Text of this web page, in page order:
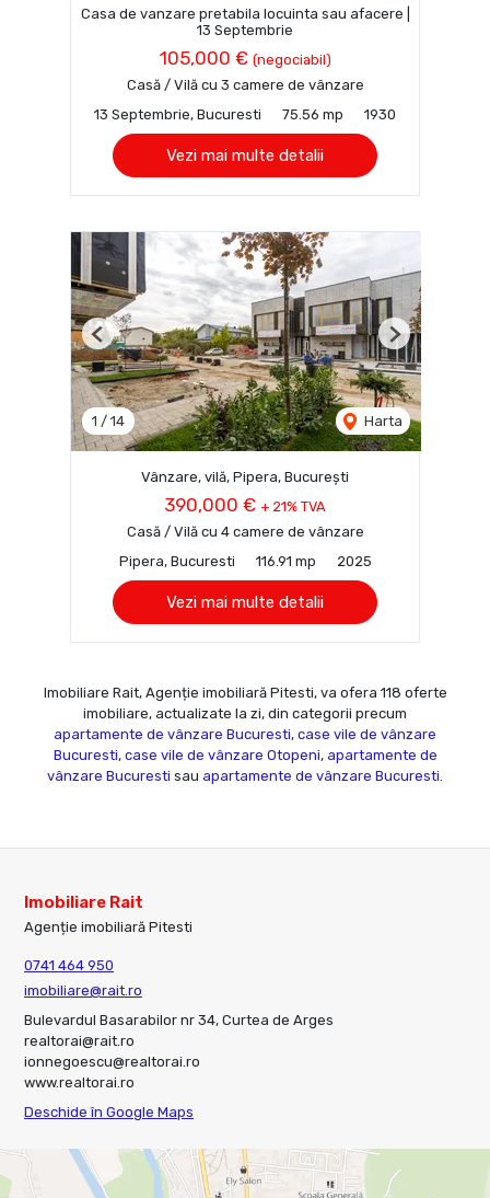
Casa de vanzare pretabila locuinta sau afacere |
13 Septembrie
105,000 € (negociabil)
Casă / Vilă cu 3 camere de vânzare
13 Septembrie, Bucuresti
75.56 mp 1930
Vezi mai multe detalii
1 / 14 Harta
Previous Next
Vânzare, vilă, Pipera, București
390,000 € + 21% TVA
Casă / Vilă cu 4 camere de vânzare
Pipera, Bucuresti
116.91 mp 2025
Vezi mai multe detalii
Imobiliare Rait, Agenție imobiliară Pitesti, va ofera 118 oferte
imobiliare, actualizate la zi, din categorii precum
apartamente de vânzare Bucuresti, case vile de vânzare
Bucuresti, case vile de vânzare Otopeni, apartamente de
vânzare Bucuresti sau apartamente de vânzare Bucuresti
Imobiliare Rait
Agenție imobiliară Pitesti
0741 464 950
imobiliare@rait.ro
Bulevardul Basarabilor nr 34, Curtea de Arges
realtorai@rait.ro
ionnegoescu@realtorai.ro
www.realtorai.ro
Deschide în Google Maps